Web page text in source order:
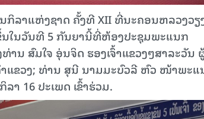
ກິລາແຫ່ງຊາດ ຄັ້ງທີ XII ທີ່ນະຄອນຫລວງວຽ
ນໃນວັນທີ 5 ກັນຍານີ້ທີ່ຫ້ອງປະຊຸມພະແນກ
ນ ສົມໃຈ ອຸ່ນຈິດ ຮອງເຈົ້າແຂວງໆສາລະວັນ
ແຂວງ; ທ່ານ ສຸນີ ນາມມະບົວລີ ຫົວ ໜ້າພະ
16 ປະເພດ ເຂົ້າຮ່ວມ.